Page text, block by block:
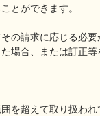
とができます。
の請求に応じる必
場合、または訂正
を超えて取り扱わ